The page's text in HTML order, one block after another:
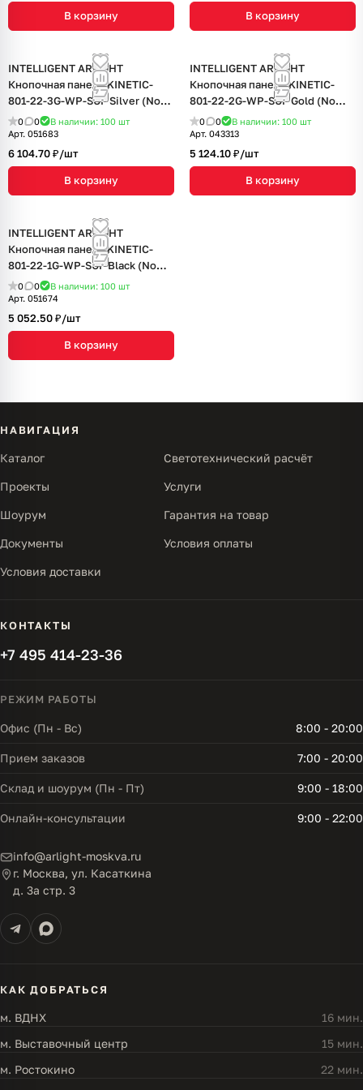
В корзину В корзину
INTELLIGENT ARLIGHT
Кнопочная панель KINETIC-
801-22-3G-WP-SUF Silver (No
battery, IP67, 433Mhz) (IARL,
IP67 Пластик, 3 года)
0 0 В наличии: 100 шт
Арт. 051683
6 104.70 ₽/шт
В корзину
INTELLIGENT ARLIGHT
Кнопочная панель KINETIC-
801-22-2G-WP-SUF Gold (No
battery, IP67, 433Mhz) (IARL,
IP67 Пластик, 3 года)
0 0 В наличии: 100 шт
Арт. 043313
5 124.10 ₽/шт
В корзину
INTELLIGENT ARLIGHT
Кнопочная панель KINETIC-
801-22-1G-WP-SUF Black (No
battery, IP67, 433Mhz) (IARL,
IP67 Пластик, 3 года)
0 0 В наличии: 100 шт
Арт. 051674
5 052.50 ₽/шт
В корзину
НАВИГАЦИЯ
Каталог Светотехнический расчёт
Проекты Услуги
Шоурум Гарантия на товар
Документы Условия оплаты
Условия доставки
КОНТАКТЫ
+7 495 414-23-36
РЕЖИМ РАБОТЫ
Офис (Пн - Вс) 8:00 - 20:00
Прием заказов 7:00 - 20:00
Склад и шоурум (Пн - Пт) 9:00 - 18:00
Онлайн-консультации 9:00 - 22:00
info@arlight-moskva.ru
г. Москва, ул. Касаткина
д. 3а стр. 3
КАК ДОБРАТЬСЯ
м. ВДНХ
16 мин.
м. Выставочный центр
15 мин.
м. Ростокино
22 мин.